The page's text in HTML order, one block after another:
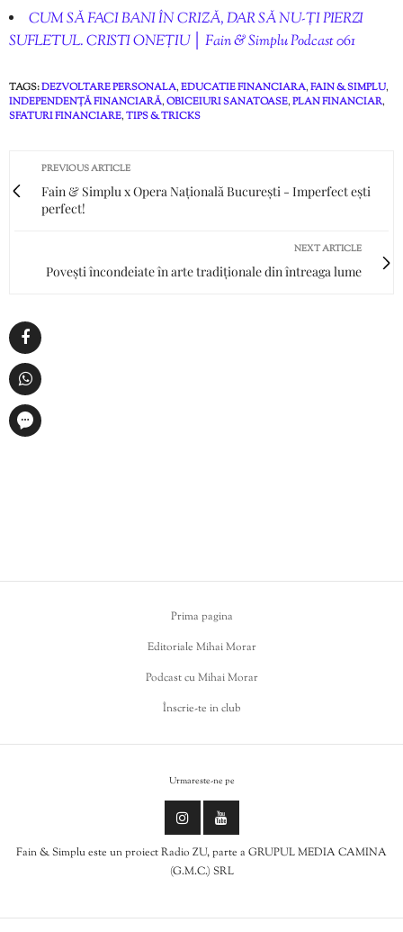
CUM SĂ FACI BANI ÎN CRIZĂ, DAR SĂ NU-ȚI PIERZI
SUFLETUL. CRISTI ONEȚIU │ Fain & Simplu Podcast 061
TAGS:DEZVOLTARE PERSONALA,EDUCATIE FINANCIARA,FAIN & SIMPLU,
INDEPENDENȚĂ FINANCIARĂ,OBICEIURI SANATOASE,PLAN FINANCIAR,
SFATURI FINANCIARE,TIPS & TRICKS
PREVIOUS ARTICLE
Fain & Simplu x Opera Națională București - Imperfect ești
perfect!
NEXT ARTICLE
Povești încondeiate în arte tradiționale din întreaga lume
Prima pagina
Editoriale Mihai Morar
Podcast cu Mihai Morar
Înscrie-te in club
Urmareste-ne pe
Fain & Simplu este un proiect Radio ZU, parte a GRUPUL MEDIA CAMINA
(G.M.C.) SRL